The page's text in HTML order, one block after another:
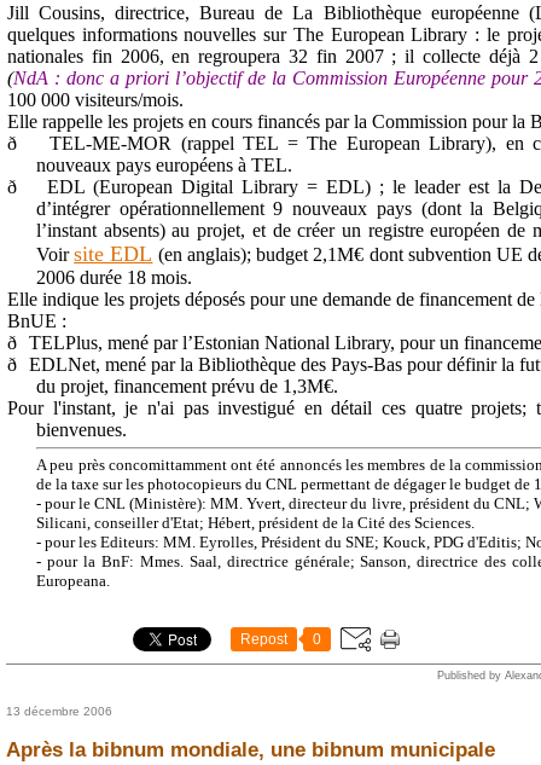
Jill Cousins, directrice, Bureau de La Bibliothèque européenne
quelques informations nouvelles sur The European Library : le
nationales fin 2006, en regroupera 32 fin 2007 ; il collecte déjà 2
(NdA : donc a priori l’objectif de la Commission Européenne pour
100 000 visiteurs/mois.
Elle rappelle les projets en cours financés par la Commission pour la
ð
TEL-ME-MOR (rappel TEL = The European Library), en
nouveaux pays européens à TEL.
ð
EDL (European Digital Library = EDL) ; le leader est la
d’intégrer opérationnellement 9 nouveaux pays (dont la
l’instant absents) au projet, et de créer un registre européen de
Voirsite EDL (en anglais); budget 2,1M€ dont subvention UE
2006 durée 18 mois.
Elle indique les projets déposés pour une demande de financement
BnUE :
ð TELPlus, mené par l’Estonian National Library, pour un
ð EDLNet, mené par la Bibliothèque des Pays-Bas pour définir la
du projet, financement prévu de 1,3M€.
Pour l'instant, je n'ai pas investigué en détail ces quatre projets;
bienvenues.
A peu près concomittamment ont été annoncés les membres de la
de la taxe sur les photocopieurs du CNL permettant de dégager le budget de
- pour le CNL (Ministère): MM. Yvert, directeur du livre, président du CNL;
Silicani, conseiller d'Etat; Hébert, président de la Cité des Sciences.
- pour les Editeurs: MM. Eyrolles, Président du SNE; Kouck, PDG d'Editis;
- pour la BnF: Mmes. Saal, directrice générale; Sanson, directrice des
Europeana.
Repost 0
Published by
13 décembre 2006
Après la bibnum mondiale, une bibnum municipale